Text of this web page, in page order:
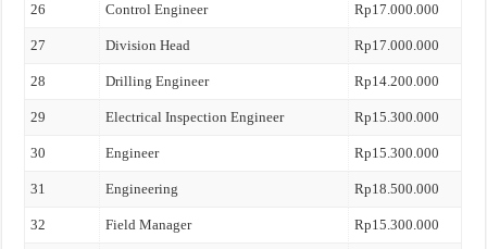
26 Control Engineer Rp17.000.000
27 Division Head Rp17.000.000
28 Drilling Engineer Rp14.200.000
29 Electrical Inspection Engineer Rp15.300.000
30 Engineer Rp15.300.000
31 Engineering Rp18.500.000
32 Field Manager Rp15.300.000